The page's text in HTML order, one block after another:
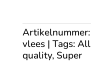
aantal
Artikelnummer:
vlees Tags:All
quality, Super